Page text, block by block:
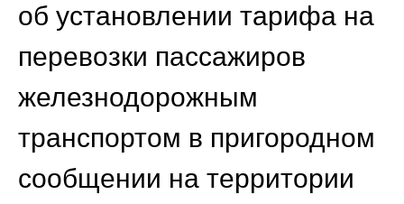
об установлении тарифа на
перевозки пассажиров
железнодорожным
транспортом в пригородном
сообщении на территории